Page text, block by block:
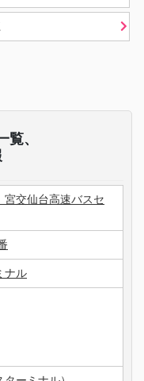
覧、
交仙台高速バスセ
ナル